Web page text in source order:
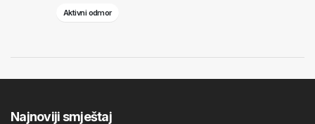
Aktivni odmor
Najnoviji smještaj